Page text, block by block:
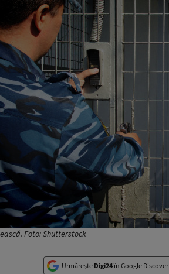
Foto: Shutterstock
Urmărește Digi24în Google Discover